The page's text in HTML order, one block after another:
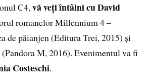
C4,vă veți întâlni cu David
romanelor Millennium 4 –
de păianjen (Editura Trei, 2015) și
M, 2016). Evenimentul va fi
Costeschi.